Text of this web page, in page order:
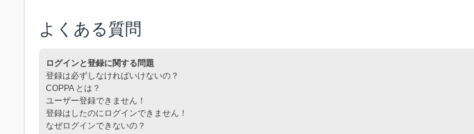
よくある質問
ログインと登録に関する問題
登録は必ずしなければいけないの？
COPPA とは？
ユーザー登録できません！
登録はしたのにログインできません！
なぜログインできないの？